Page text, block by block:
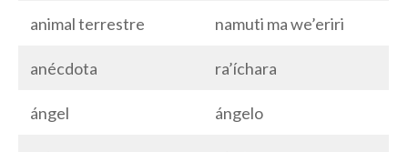
animal terrestre namuti ma we’eriri
anécdota ra’íchara
ángel ángelo